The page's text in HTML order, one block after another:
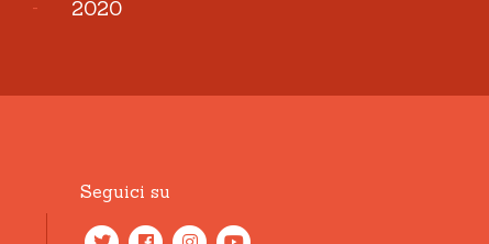
- 2020
Seguici su